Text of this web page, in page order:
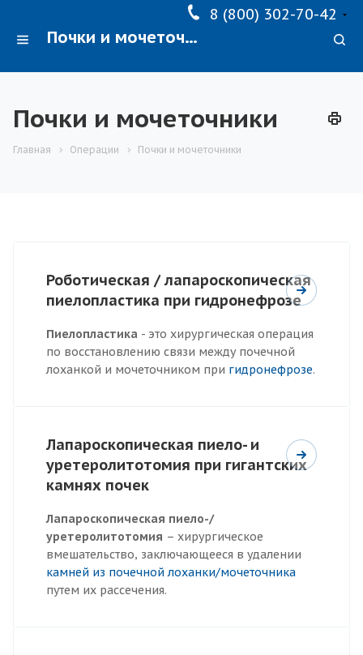
8 (800) 302-70-42
Почки и мочеточники
Почки и мочеточники
Главная Операции Почки и мочеточники
Роботическая / лапароскопическая
пиелопластика при гидронефрозе
Пиелопластика - это хирургическая операция
по восстановлению связи между почечной
лоханкой и мочеточником при гидронефрозе.
Лапароскопическая пиело- и
уретеролитотомия при гигантских
камнях почек
Лапароскопическая пиело-/
уретеролитотомия – хирургическое
вмешательство, заключающееся в удалении
камней из почечной лоханки/мочеточника
путем их рассечения.